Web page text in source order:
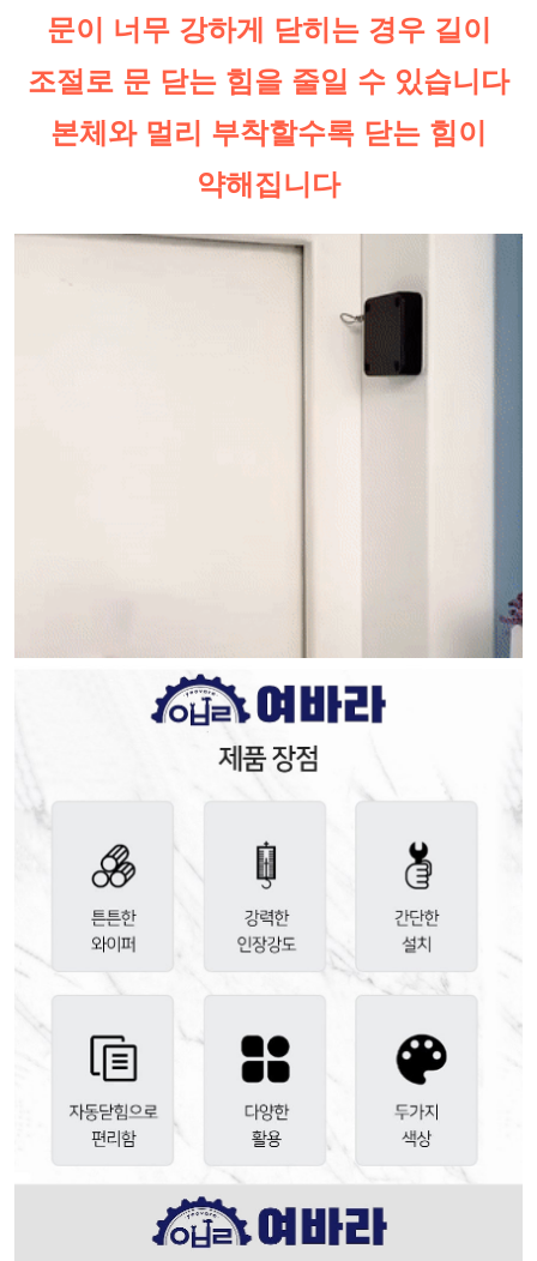
문이 너무 강하게 닫히는 경우 길이
조절로 문 닫는 힘을 줄일 수 있습니다
본체와 멀리 부착할수록 닫는 힘이
약해집니다